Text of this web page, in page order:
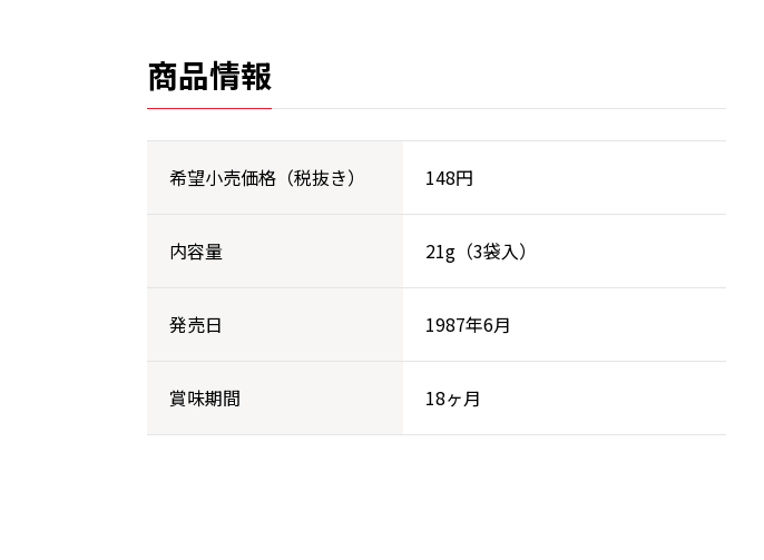
商品情報
希望小売価格（税抜き） 148円
内容量 21g（3袋入）
発売日 1987年6月
賞味期間 18ヶ月